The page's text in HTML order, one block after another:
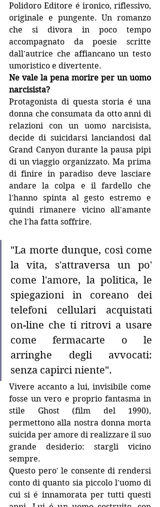
Polidoro Editore é ironico, riflessivo,
originale e pungente. Un romanzo
che si divora in poco tempo
accompagnato da poesie scritte
dall'autrice che affiancano un testo
umoristico e divertente.
Ne vale la pena morire per un uomo
narcisista?
Protagonista di questa storia é una
donna che consumata da otto anni di
relazioni con un uomo narcisista,
decide di suicidarsi lanciandosi dal
Grand Canyon durante la pausa pipì
di un viaggio organizzato. Ma prima
di finire in paradiso deve lasciare
andare la colpa e il fardello che
l'hanno spinta al gesto estremo e
quindi rimanere vicino all'amante
che l'ha fatta soffrire.
"La morte dunque, così come
la vita, s'attraversa un po'
come l'amore, la politica, le
spiegazioni in coreano dei
telefoni cellulari acquistati
on-line che ti ritrovi a usare
come fermacarte o le
arringhe degli avvocati:
senza capirci niente".
Vivere accanto a lui, invisibile come
fosse un vero e proprio fantasma in
stile Ghost (film del 1990),
permettono alla nostra donna morta
suicida per amore di realizzare il suo
grande desiderio: stargli vicino
sempre.
Questo pero' le consente di rendersi
conto di quanto sia piccolo l'uomo di
cui si é innamorata per tutti questi